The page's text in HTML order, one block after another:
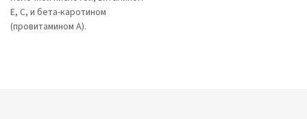
Е, С, и бета-каротином
(провитамином А).